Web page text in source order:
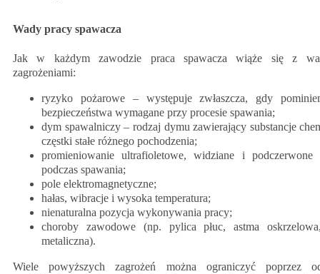
Wady pracy spawacza
Jak w każdym zawodzie praca spawacza wiąże się z
zagrożeniami:
ryzyko pożarowe – występuje zwłaszcza, gdy
bezpieczeństwa wymagane przy procesie spawania;
dym spawalniczy – rodzaj dymu zawierający substancje
częstki stałe różnego pochodzenia;
promieniowanie ultrafioletowe, widziane i podczerwone
podczas spawania;
pole elektromagnetyczne;
hałas, wibracje i wysoka temperatura;
nienaturalna pozycja wykonywania pracy;
choroby zawodowe (np. pylica płuc, astma
metaliczna).
Wiele powyższych zagrożeń można ograniczyć poprzez